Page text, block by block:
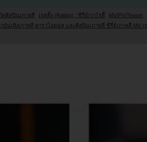
ดศิลปินเกาหลี เรตติ้ง (Rating) : ซีรี่ย์/วาไรตี้
MV/PV/Teaser
วบันเทิงเกาหลี ดาราไอดอล และศิลปินเกาหลี ซีรี่ย์เกาหลี MV